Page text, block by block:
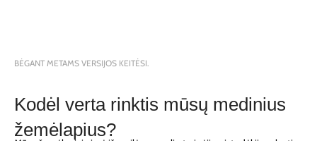
BĖGANT METAMS VERSIJOS KEITĖSI.
Kodėl verta rinktis mūsų medinius
žemėlapius?